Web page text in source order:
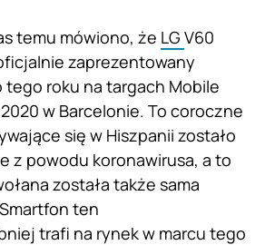
temu mówiono, że LGV60
zaprezentowany
roku na targach Mobile
w Barcelonie. To coroczne
się w Hiszpanii zostało
z powodu koronawirusa, a to
została także sama
ten
trafi na rynek w marcu tego